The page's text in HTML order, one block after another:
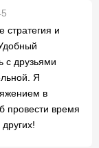
стратегия и
с друзьями
Я
в
провести время